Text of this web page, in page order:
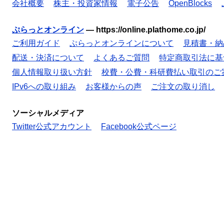
会社概要 株主・投資家情報 電子公告 OpenBlocks
ぷらっとオンライン — https://online.plathome.co.jp/
ご利用ガイド
ぷらっとオンラインについて
見積書・
配送・決済について
よくあるご質問
特定商取引法に
個人情報取り扱い方針
校費・公費・科研費払い取引のご
IPv6への取り組み
お客様からの声 ご注文の取り消し
ソーシャルメディア
Twitter公式アカウント
Facebook公式ページ